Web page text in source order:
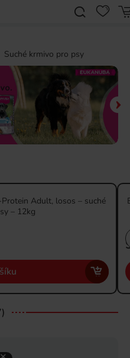
Suché krmivo pro psy
Adult, losos – suché
– 12kg